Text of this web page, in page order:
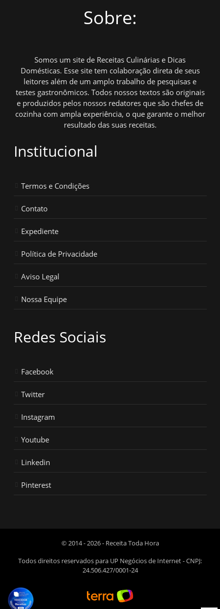
Sobre:
Somos um site de Receitas Culinárias e Dicas
Domésticas. Esse site tem colaboração direta de seus
leitores além de um amplo trabalho de pesquisas e
testes gastronômicos. Todos nossos textos são originais
e produzidos pelos nossos redatores que são chefes de
cozinha com ampla experiência, o que garante o melhor
resultado das suas receitas.
Institucional
Termos e Condições
Contato
Expediente
Política de Privacidade
Aviso Legal
Nossa Equipe
Redes Sociais
Facebook
Twitter
Instagram
Youtube
Linkedin
Pinterest
© 2014 - 2026 - Receita Toda Hora
Todos direitos reservados para UP Negócios de Internet - CNPJ:
24.506.427/0001-24